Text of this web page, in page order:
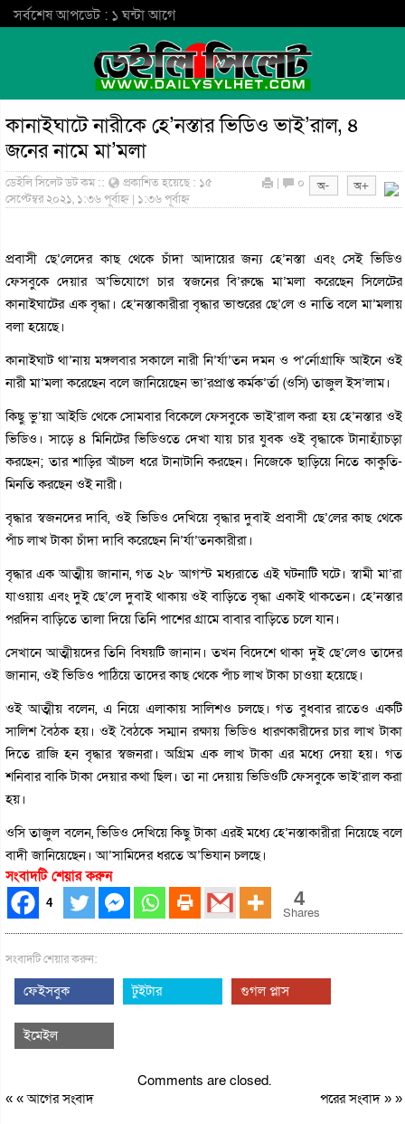
সর্বশেষ আপডেট : ১ ঘন্টা আগে
কানাইঘাটে নারীকে হে’নস্তার ভিডিও ভাই’রাল, ৪
জনের নামে মা’মলা
ডেইলি সিলেট ডট কম ::
প্রকাশিত হয়েছে : ১৫
সেপ্টেম্বর ২০২১, ১:৩৬ পূর্বাহ্ন | ১:৩৬ পূর্বাহ্ন
| ০
প্রবাসী ছে’লেদের কাছ থেকে চাঁদা আদায়ের জন্য হে’নস্তা এবং সেই ভিডিও
ফেসবুকে দেয়ার অ’ভিযোগে চার স্বজনের বি’রুদ্ধে মা’মলা করেছেন সিলেটের
কানাইঘাটের এক বৃদ্ধা। হে’নস্তাকারীরা বৃদ্ধার ভাশুরের ছে’লে ও নাতি বলে মা’মলায়
বলা হয়েছে।
কানাইঘাট থা’নায় মঙ্গলবার সকালে নারী নি’র্যা’তন দমন ও প’র্নোগ্রাফি আইনে ওই
নারী মা’মলা করেছেন বলে জানিয়েছেন ভা’রপ্রাপ্ত কর্মক’র্তা (ওসি) তাজুল ইস’লাম।
কিছু ভু’য়া আইডি থেকে সোমবার বিকেলে ফেসবুকে ভাই’রাল করা হয় হে’নস্তার ওই
ভিডিও। সাড়ে ৪ মিনিটের ভিডিওতে দেখা যায় চার যুবক ওই বৃদ্ধাকে টানাহ্যাঁচড়া
করছেন; তার শাড়ির আঁচল ধরে টানাটানি করছেন। নিজেকে ছাড়িয়ে নিতে কাকুতি-
মিনতি করছেন ওই নারী।
বৃদ্ধার স্বজনদের দাবি, ওই ভিডিও দেখিয়ে বৃদ্ধার দুবাই প্রবাসী ছে’লের কাছ থেকে
পাঁচ লাখ টাকা চাঁদা দাবি করেছেন নি’র্যা’তনকারীরা।
বৃদ্ধার এক আত্মীয় জানান, গত ২৮ আগস্ট মধ্যরাতে এই ঘটনাটি ঘটে। স্বামী মা’রা
যাওয়ায় এবং দুই ছে’লে দুবাই থাকায় ওই বাড়িতে বৃদ্ধা একাই থাকতেন। হে’নস্তার
পরদিন বাড়িতে তালা দিয়ে তিনি পাশের গ্রামে বাবার বাড়িতে চলে যান।
সেখানে আত্মীয়দের তিনি বিষয়টি জানান। তখন বিদেশে থাকা দুই ছে’লেও তাদের
জানান, ওই ভিডিও পাঠিয়ে তাদের কাছ থেকে পাঁচ লাখ টাকা চাওয়া হয়েছে।
ওই আত্মীয় বলেন, এ নিয়ে এলাকায় সালিশও চলছে। গত বুধবার রাতেও একটি
সালিশ বৈঠক হয়। ওই বৈঠকে সম্মান রক্ষায় ভিডিও ধারণকারীদের চার লাখ টাকা
দিতে রাজি হন বৃদ্ধার স্বজনরা। অগ্রিম এক লাখ টাকা এর মধ্যে দেয়া হয়। গত
শনিবার বাকি টাকা দেয়ার কথা ছিল। তা না দেয়ায় ভিডিওটি ফেসবুকে ভাই’রাল করা
হয়।
ওসি তাজুল বলেন, ভিডিও দেখিয়ে কিছু টাকা এরই মধ্যে হে’নস্তাকারীরা নিয়েছে বলে
বাদী জানিয়েছেন। আ’সামিদের ধরতে অ’ভিযান চলছে।
সংবাদটি শেয়ার করুন
4 4
Shares
সংবাদটি শেয়ার করুন:
ফেইসবুক টুইটার গুগল প্লাস
ইমেইল
Comments are closed.
« «আগের সংবাদ পরের সংবাদ» »